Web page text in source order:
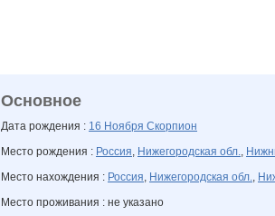
Основное
Дата рождения : 16 Ноября Скорпион
Место рождения : Россия, Нижегородская обл.,
Место нахождения : Россия, Нижегородская обл.,
Место проживания : не указано